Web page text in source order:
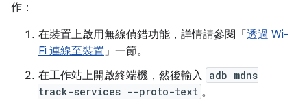
作：
在裝置上啟用無線偵錯功能，詳情請參閱「 透過 Wi-
Fi 連線至裝置」一節。
在工作站上開啟終端機，然後輸入 adb mdns
track-services --proto-text 。